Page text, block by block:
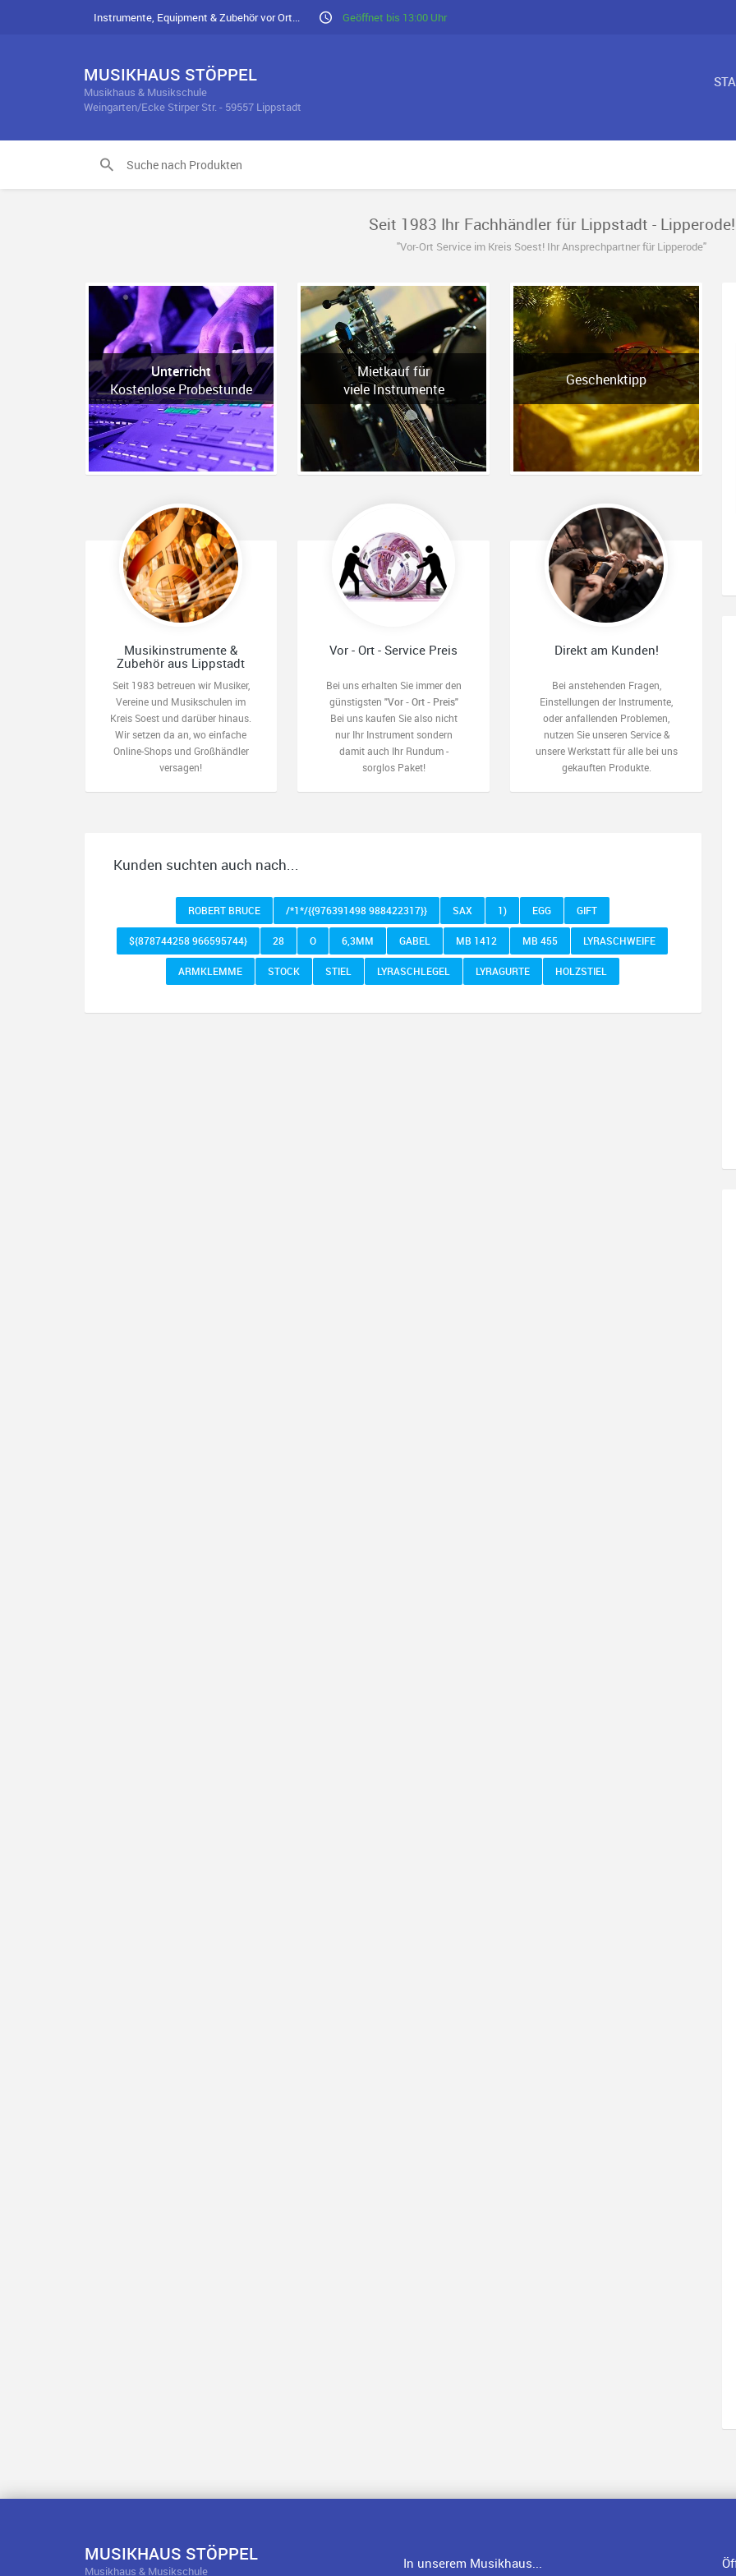
Instrumente, Equipment & Zubehör vor Ort... Geöffnet bis 13:00 Uhr
MUSIKHAUS STÖPPEL
Musikhaus & Musikschule
Weingarten/Ecke Stirper Str. - 59557 Lippstadt
Seit 1983 Ihr Fachhändler für Lippstadt - Lipperode!
"Vor-Ort Service im Kreis Soest! Ihr Ansprechpartner für Lipperode"
Unterricht
Kostenlose Probestunde
Mietkauf für
viele Instrumente
Geschenktipp
Musikinstrumente &
Zubehör aus Lippstadt
Seit 1983 betreuen wir Musiker,
Vereine und Musikschulen im
Kreis Soest und darüber hinaus.
Wir setzen da an, wo einfache
Online-Shops und Großhändler
versagen!
Vor - Ort - Service Preis
Bei uns erhalten Sie immer den
günstigsten "Vor - Ort - Preis"
Bei uns kaufen Sie also nicht
nur Ihr Instrument sondern
damit auch Ihr Rundum -
sorglos Paket!
Direkt am Kunden!
Bei anstehenden Fragen,
Einstellungen der Instrumente,
oder anfallenden Problemen,
nutzen Sie unseren Service &
unsere Werkstatt für alle bei uns
gekauften Produkte.
Kunden suchten auch nach...
ROBERT BRUCE /*1*/{{976391498 988422317}} SAX 1) EGG GIFT
${878744258 966595744} 28 O 6,3MM GABEL MB 1412 MB 455 LYRASCHWEIFE
ARMKLEMME STOCK STIEL LYRASCHLEGEL LYRAGURTE HOLZSTIEL
MUSIKHAUS STÖPPEL
Musikhaus & Musikschule In unserem Musikhaus...